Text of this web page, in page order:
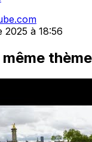
à 18:56
thème